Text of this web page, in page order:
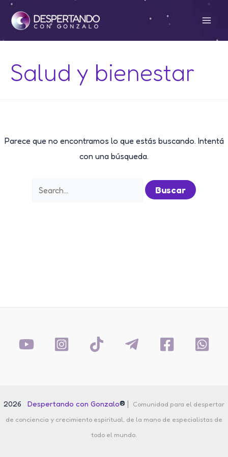
contenido
Salud y bienestar
Parece que no encontramos lo que estás buscando. Intentá
con una búsqueda.
Buscar
2026 Despertando con Gonzalo® |
Comunidad para el despertar
de conciencia y crecimiento espiritual, de la mano de especialistas de
todo el mundo.